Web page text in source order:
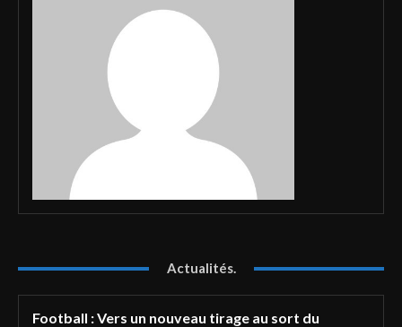
Actualités.
Football : Vers un nouveau tirage au sort du